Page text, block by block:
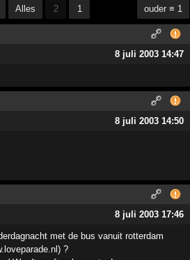
Alles 2 1 ouder ≡ 1
8 juli 2003 14:47
8 juli 2003 14:50
8 juli 2003 17:46
met de bus vanuit rotterdam
?